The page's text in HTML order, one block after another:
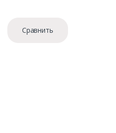
Сравнить